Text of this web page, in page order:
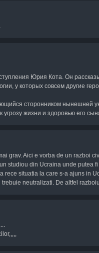
Юрия Кота. Он
у которых совсем другие
сторонником нынешней
угрозу жизни и здоровью его
grav. Aici e vorba de un razboi
studiou din Ucraina unde putea
rece situatia la care s-a ajuns in
neutralizati. De altfel